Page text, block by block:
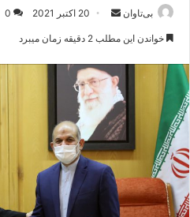
بی‌تاوان
ر
ل
ا
ی
م
ی
ل
20 اکتبر 2021 0
خواندن این مطلب 2 دقیقه زمان میبرد